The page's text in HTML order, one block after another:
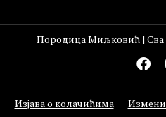
Породица Миљковић | Сва
Изјава о колачићима Измени